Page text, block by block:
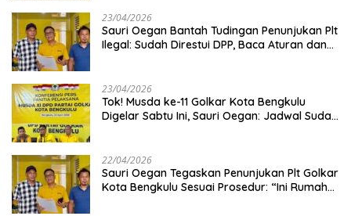
23/04/2026
Sauri Oegan Bantah Tudingan Penunjukan Plt
Ilegal: Sudah Direstui DPP, Baca Aturan dan
23/04/2026
‎Tok! Musda ke-11 Golkar Kota Bengkulu
Digelar Sabtu Ini, Sauri Oegan: Jadwal Sudah
22/04/2026
Sauri Oegan Tegaskan Penunjukan Plt Golkar
Kota Bengkulu Sesuai Prosedur: “Ini Rumah